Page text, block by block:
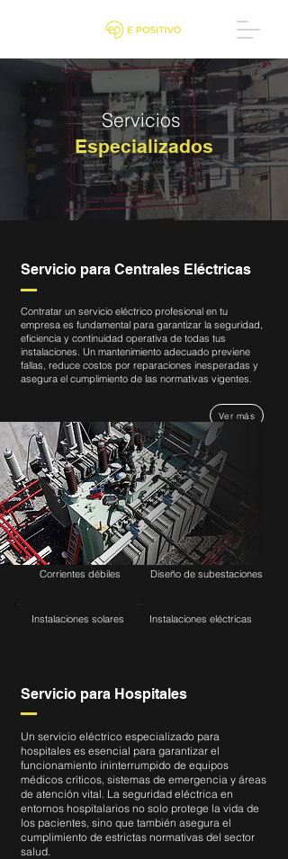
Servicios
Especializados
Servicio para Centrales Eléctricas
Contratar un servicio eléctrico profesional en tu
empresa es fundamental para garantizar la seguridad,
eficiencia y continuidad operativa de todas tus
instalaciones. Un mantenimiento adecuado previene
fallas, reduce costos por reparaciones inesperadas y
asegura el cumplimiento de las normativas vigentes.
Ver más
Corrientes débiles Diseño de subestaciones
Instalaciones solares Instalaciones eléctricas
Servicio para Hospitales
Un servicio eléctrico especializado para
hospitales es esencial para garantizar el
funcionamiento ininterrumpido de equipos
médicos críticos, sistemas de emergencia y áreas
de atención vital. La seguridad eléctrica en
entornos hospitalarios no solo protege la vida de
los pacientes, sino que también asegura el
cumplimiento de estrictas normativas del sector
salud.